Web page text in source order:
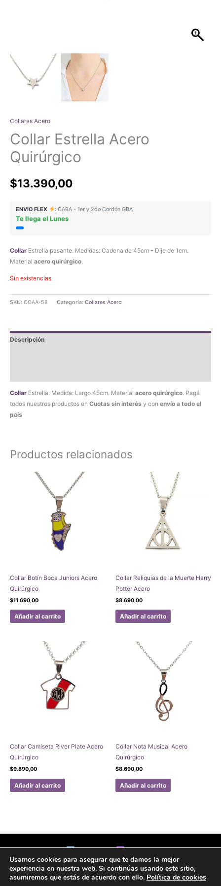
Collares Acero
Collar Estrella Acero
Quirúrgico
$13.390,00
ENVIO FLEX : CABA - 1er y 2do Cordón GBA
Te llega el Lunes
Collar Estrella pasante. Medidas: Cadena de 45cm – Dije de 1cm.
Material acero quirúrgico.
Sin existencias
SKU: COAA-58 Categoría: Collares Acero
Descripción
Collar Estrella. Medida: Largo 45cm. Material acero quirúrgico. Pagá
todos nuestros productos en Cuotas sin interés y con envío a todo el
país
Productos relacionados
Collar Botín Boca Juniors Acero
Quirúrgico
$11.690,00
Añadir al carrito
Collar Reliquias de la Muerte Harry
Potter Acero
$8.690,00
Añadir al carrito
Collar Camiseta River Plate Acero
Quirúrgico
$9.890,00
Añadir al carrito
Collar Nota Musical Acero
Quirúrgico
$8.690,00
Añadir al carrito
Facebook Instagram
Aviso legal Politicas de Privacidad
Politica de Cookies
Formulario de arrepentimiento
Usamos cookies para asegurar que te damos la mejor
experiencia en nuestra web. Si continúas usando este sitio,
asumiremos que estás de acuerdo con ello. Política de cookies